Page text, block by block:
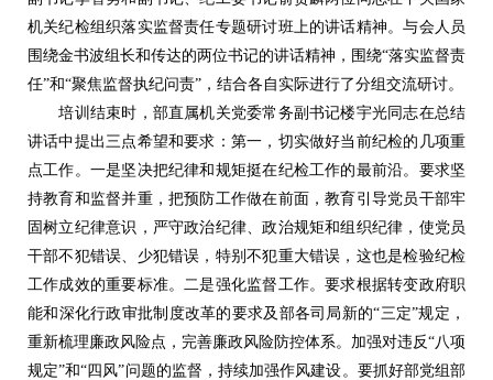
机关纪检组织落实监督责任专题研讨班上的讲话精神。与会人员
围绕金书波组长和传达的两位书记的讲话精神，围绕“落实监督责
任”和“聚焦监督执纪问责”，结合各自实际进行了分组交流研讨。
培训结束时，部直属机关党委常务副书记楼宇光同志在总结
讲话中提出三点希望和要求：第一，切实做好当前纪检的几项重
点工作。一是坚决把纪律和规矩挺在纪检工作的最前沿。要求坚
持教育和监督并重，把预防工作做在前面，教育引导党员干部牢
固树立纪律意识，严守政治纪律、政治规矩和组织纪律，使党员
干部不犯错误、少犯错误，特别不犯重大错误，这也是检验纪检
工作成效的重要标准。二是强化监督工作。要求根据转变政府职
能和深化行政审批制度改革的要求及部各司局新的“三定”规定，
重新梳理廉政风险点，完善廉政风险防控体系。加强对违反“八项
规定”和“四风”问题的监督，持续加强作风建设。要抓好部党组部